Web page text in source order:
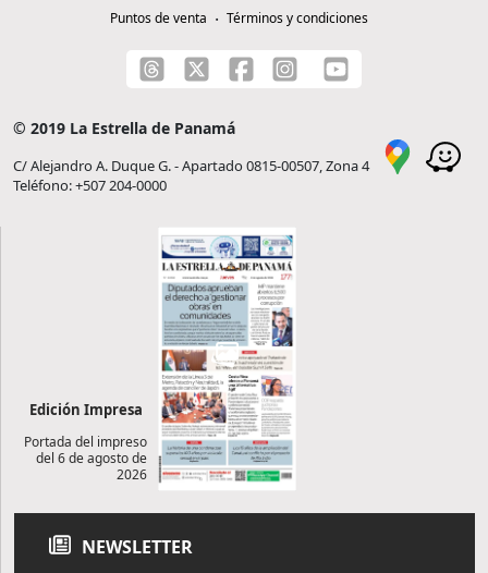
Puntos de venta
Términos y condiciones
© 2019 La Estrella de Panamá
C/ Alejandro A. Duque G. - Apartado 0815-00507, Zona 4
Teléfono: +507 204-0000
Edición Impresa
Portada del impreso
del 6 de agosto de
2026
NEWSLETTER